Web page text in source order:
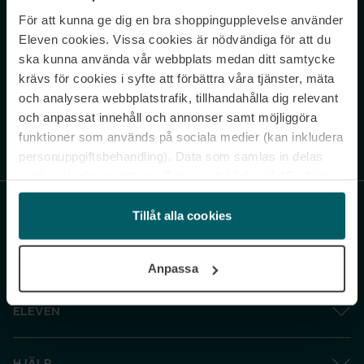
För att kunna ge dig en bra shoppingupplevelse använder
Eleven cookies. Vissa cookies är nödvändiga för att du
ska kunna använda vår webbplats medan ditt samtycke
krävs för cookies i syfte att förbättra våra tjänster, mäta
och analysera webbplatstrafik, tillhandahålla dig relevant
och anpassat innehåll och annonser samt möjliggöra
funktioner som används på sociala medier (kan inkludera
personuppgiftsbehandling). Data som samlas in delas
och gå vidare” accepterar du samtliga cookies medan du
under ”Inställningar” kan anpassa användningen av
cookies. Du kan återkalla ditt samtycke när som helst.
Tillåt alla cookies
Anpassa
Never miss a beat.
Sign up to our newsletter.
Genom att prenumerera accepterar du vår Integritetspolicy. Avprenumerera
ELEVEN